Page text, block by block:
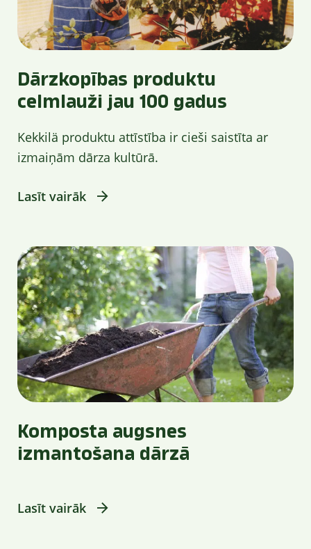
Dārzkopības produktu
celmlauži jau 100 gadus
Kekkilä produktu attīstība ir cieši saistīta ar
izmaiņām dārza kultūrā.
Lasīt vairāk
Komposta augsnes
izmantošana dārzā
Lasīt vairāk